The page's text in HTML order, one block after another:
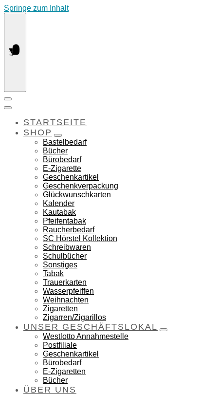
Springe zum Inhalt
STARTSEITE
SHOP
Bastelbedarf
Bücher
Bürobedarf
E-Zigarette
Geschenkartikel
Geschenkverpackung
Glückwunschkarten
Kalender
Kautabak
Pfeifentabak
Raucherbedarf
SC Hörstel Kollektion
Schreibwaren
Schulbücher
Sonstiges
Tabak
Trauerkarten
Wasserpfeiffen
Weihnachten
Zigaretten
Zigarren/Zigarillos
UNSER GESCHÄFTSLOKAL
Westlotto Annahmestelle
Postfiliale
Geschenkartikel
Bürobedarf
E-Zigaretten
Bücher
ÜBER UNS